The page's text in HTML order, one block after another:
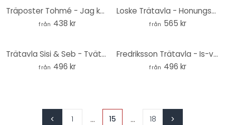
Träposter Tohmé - Jag kysste en flicka
från 438 kr
Loske Trätavla - Honungsbin - Rund
från 565 kr
Trätavla Sisi & Seb - Tvättbjörnsunge - Rund
från 496 kr
Fredriksson Trätavla - Is-variant - Rund
från 496 kr
1 ... 15 ... 18